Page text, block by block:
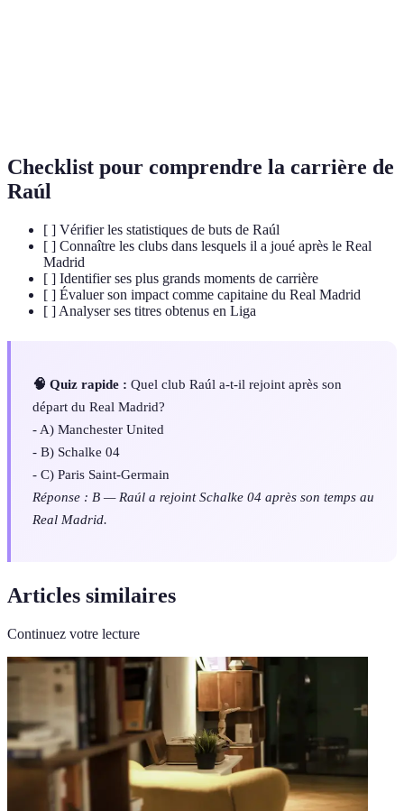
Checklist pour comprendre la carrière de
Raúl
[ ] Vérifier les statistiques de buts de Raúl
[ ] Connaître les clubs dans lesquels il a joué après le Real
Madrid
[ ] Identifier ses plus grands moments de carrière
[ ] Évaluer son impact comme capitaine du Real Madrid
[ ] Analyser ses titres obtenus en Liga
🧠 Quiz rapide : Quel club Raúl a-t-il rejoint après son
départ du Real Madrid?
- A) Manchester United
- B) Schalke 04
- C) Paris Saint-Germain
Réponse : B — Raúl a rejoint Schalke 04 après son temps au
Real Madrid.
Articles similaires
Continuez votre lecture